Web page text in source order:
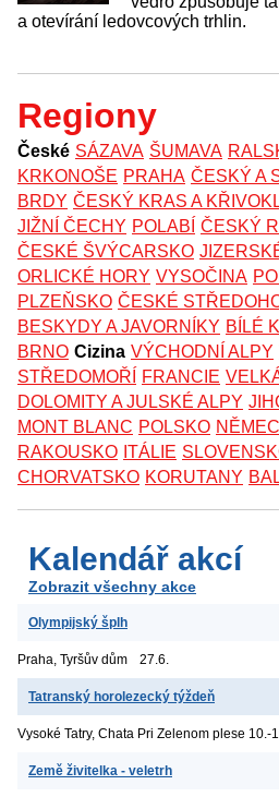
a otevírání ledovcových trhlin.
Regiony
České SÁZAVA ŠUMAVA
KRKONOŠE PRAHA ČESKÝ A
BRDY ČESKÝ KRAS A
JIŽNÍ ČECHY POLABÍ ČESKÝ
ČESKÉ ŠVÝCARSKO
ORLICKÉ HORY VYSOČINA
PLZEŇSKO ČESKÉ
BESKYDY A JAVORNÍKY BÍLÉ
BRNO Cizina VÝCHODNÍ ALPY
STŘEDOMOŘÍ
FRANCIE
DOLOMITY A JULSKÉ ALPY
MONT BLANC POLSKO
RAKOUSKO ITÁLIE
CHORVATSKO KORUTANY
Kalendář akcí
Zobrazit všechny akce
Olympijský šplh
Praha, Tyršův dům 27.6.
Tatranský horolezecký týždeň
Vysoké Tatry, Chata Pri Zelenom plese 10.-
Země živitelka - veletrh